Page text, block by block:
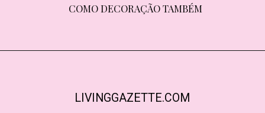
COMO DECORAÇÃO TAMBÉM
COMO DECORAÇÃO TAMBÉM
LIVINGGAZETTE.COM